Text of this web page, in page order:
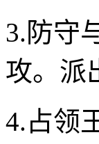
3.防守
攻。派
4.占领